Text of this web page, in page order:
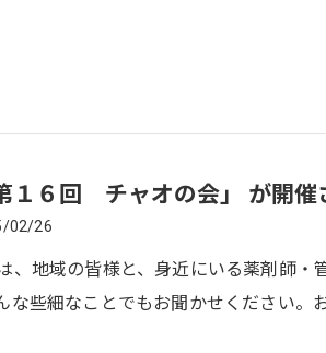
１６回 チャオの会」 が開催
02/26
、地域の皆様と、身近にいる薬剤師
な些細なことでもお聞かせください